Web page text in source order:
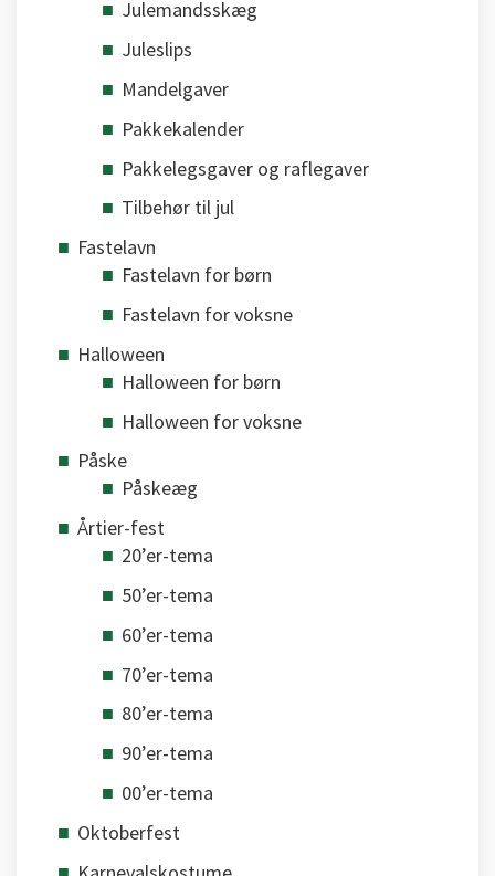
Julemandsskæg
Juleslips
Mandelgaver
Pakkekalender
Pakkelegsgaver og raflegaver
Tilbehør til jul
Fastelavn
Fastelavn for børn
Fastelavn for voksne
Halloween
Halloween for børn
Halloween for voksne
Påske
Påskeæg
Årtier-fest
20’er-tema
50’er-tema
60’er-tema
70’er-tema
80’er-tema
90’er-tema
00’er-tema
Oktoberfest